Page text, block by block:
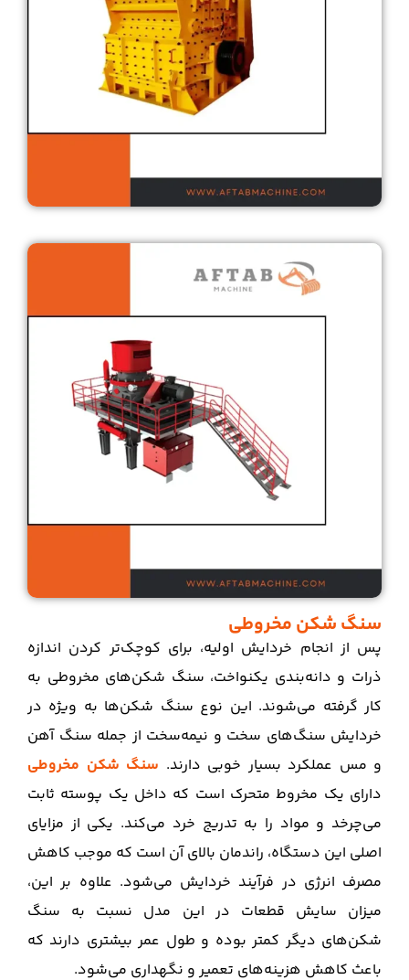
سنگ‌ شکن مخروطی
پس از انجام خردایش اولیه، برای کوچک‌تر کردن اندازه
ذرات و دانه‌بندی یکنواخت، سنگ‌ شکن‌های مخروطی به
کار گرفته می‌شوند. این نوع سنگ‌ شکن‌ها به ویژه در
خردایش سنگ‌های سخت و نیمه‌سخت از جمله سنگ آهن
و مس عملکرد بسیار خوبی دارند. سنگ‌ شکن مخروطی
دارای یک مخروط متحرک است که داخل یک پوسته ثابت
می‌چرخد و مواد را به تدریج خرد می‌کند. یکی از مزایای
اصلی این دستگاه، راندمان بالای آن است که موجب کاهش
مصرف انرژی در فرآیند خردایش می‌شود. علاوه بر این،
میزان سایش قطعات در این مدل نسبت به سنگ‌
شکن‌های دیگر کمتر بوده و طول عمر بیشتری دارند که
باعث کاهش هزینه‌های تعمیر و نگهداری می‌شود.